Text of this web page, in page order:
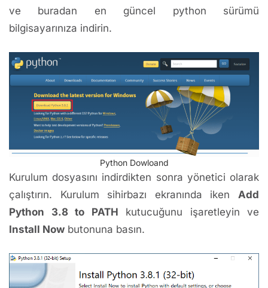
ve buradan en güncel python sürümü
bilgisayarınıza indirin.
Python Dowloand
Kurulum dosyasını indirdikten sonra yönetici olarak
çalıştırın. Kurulum sihirbazı ekranında iken Add
Python 3.8 to PATH kutucuğunu işaretleyin ve
Install Now butonuna basın.